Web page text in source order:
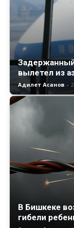
вылетел из
Адилет Асанов -
В Бишкеке
гибели